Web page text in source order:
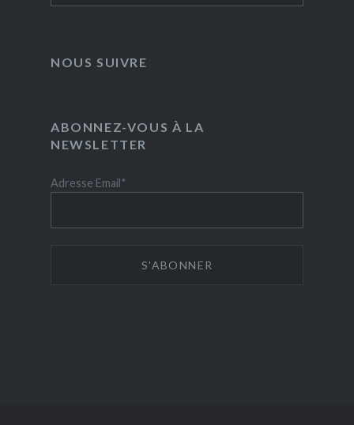
NOUS SUIVRE
ABONNEZ-VOUS À LA
NEWSLETTER
Adresse Email*